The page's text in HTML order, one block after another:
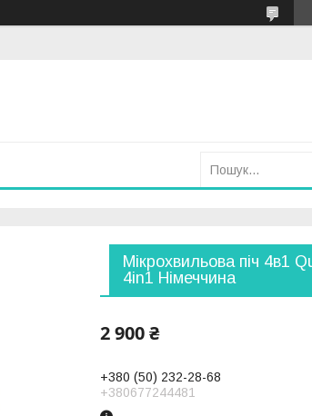
Мікрохвильова піч 4в1
4in1 Німеччина
2 900 ₴
+380 (50) 232-28-68
+380677244481